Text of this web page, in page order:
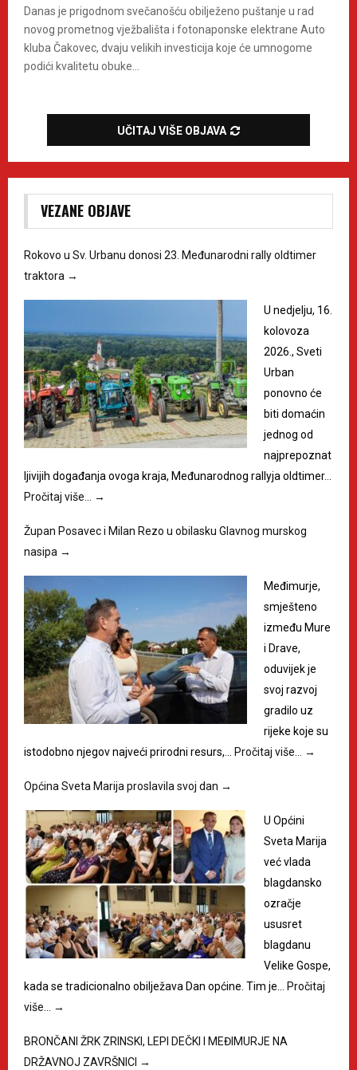
Danas je prigodnom svečanošću obilježeno puštanje u rad
novog prometnog vježbališta i fotonaponske elektrane Auto
kluba Čakovec, dvaju velikih investicija koje će umnogome
podići kvalitetu obuke...
UČITAJ VIŠE OBJAVA
VEZANE OBJAVE
Rokovo u Sv. Urbanu donosi 23. Međunarodni rally oldtimer
traktora →
U nedjelju, 16.
kolovoza
2026., Sveti
Urban
ponovno će
biti domaćin
jednog od
najprepoznat
ljivijih događanja ovoga kraja, Međunarodnog rallyja oldtimer…
Pročitaj više… →
Župan Posavec i Milan Rezo u obilasku Glavnog murskog
nasipa →
Međimurje,
smješteno
između Mure
i Drave,
oduvijek je
svoj razvoj
gradilo uz
rijeke koje su
istodobno njegov najveći prirodni resurs,… Pročitaj više… →
Općina Sveta Marija proslavila svoj dan →
U Općini
Sveta Marija
već vlada
blagdansko
ozračje
ususret
blagdanu
Velike Gospe,
kada se tradicionalno obilježava Dan općine. Tim je… Pročitaj
više… →
BRONČANI ŽRK ZRINSKI, LEPI DEČKI I MEĐIMURJE NA
DRŽAVNOJ ZAVRŠNICI →